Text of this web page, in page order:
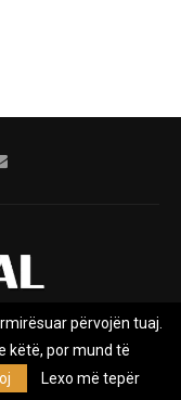
përvojën tuaj.
këtë, por mund të
Lexo më tepër